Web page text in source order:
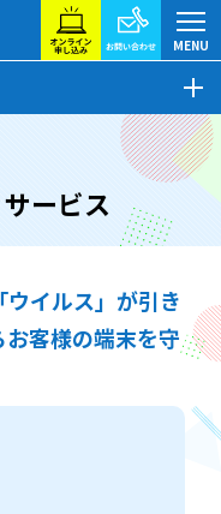
ービス
イルス」が引き
客様の端末を守